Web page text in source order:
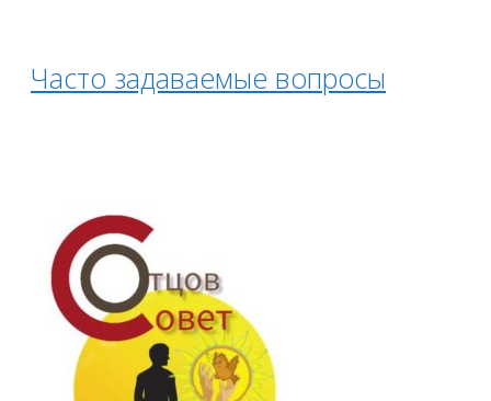
Часто задаваемые вопросы